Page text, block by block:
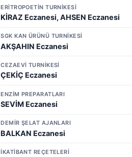
ERİTROPOETİN TURNİKESİ
KİRAZ Eczanesi, AHSEN Eczanesi
SGK KAN ÜRÜNÜ TURNİKESİ
AKŞAHIN Eczanesi
CEZAEVİ TURNİKESİ
ÇEKİÇ Eczanesi
ENZİM PREPARATLARI
SEVİM Eczanesi
DEMİR ŞELAT AJANLARI
BALKAN Eczanesi
İKATİBANT REÇETELERİ